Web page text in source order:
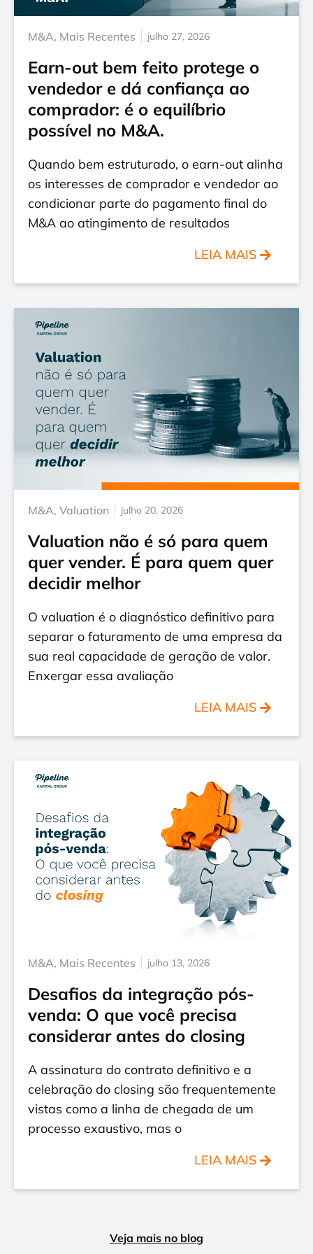
M&A, Mais Recentes julho 27, 2026
Earn-out bem feito protege o
vendedor e dá confiança ao
comprador: é o equilíbrio
possível no M&A.
Quando bem estruturado, o earn-out alinha
os interesses de comprador e vendedor ao
condicionar parte do pagamento final do
M&A ao atingimento de resultados
LEIA MAIS
M&A, Valuation julho 20, 2026
Valuation não é só para quem
quer vender. É para quem quer
decidir melhor
O valuation é o diagnóstico definitivo para
separar o faturamento de uma empresa da
sua real capacidade de geração de valor.
Enxergar essa avaliação
LEIA MAIS
M&A, Mais Recentes julho 13, 2026
Desafios da integração pós-
venda: O que você precisa
considerar antes do closing
A assinatura do contrato definitivo e a
celebração do closing são frequentemente
vistas como a linha de chegada de um
processo exaustivo, mas o
LEIA MAIS
Veja mais no blog